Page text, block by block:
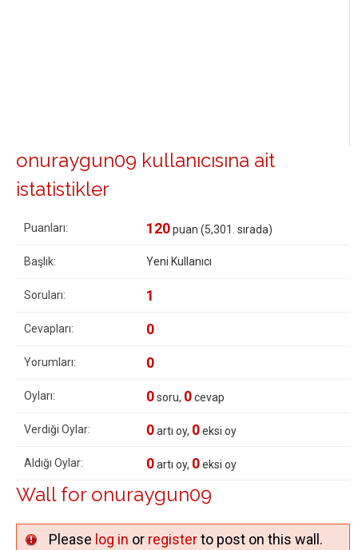
onuraygun09 kullanıcısına ait
istatistikler
Puanları: 120puan (5,301 . sırada)
Başlık: Yeni Kullanıcı
Soruları: 1
Cevapları: 0
Yorumları: 0
Oyları: 0soru, 0cevap
Verdiği Oylar: 0artı oy, 0eksi oy
Aldığı Oylar: 0artı oy, 0eksi oy
Wall for onuraygun09
Please log in or registerto post on this wall.